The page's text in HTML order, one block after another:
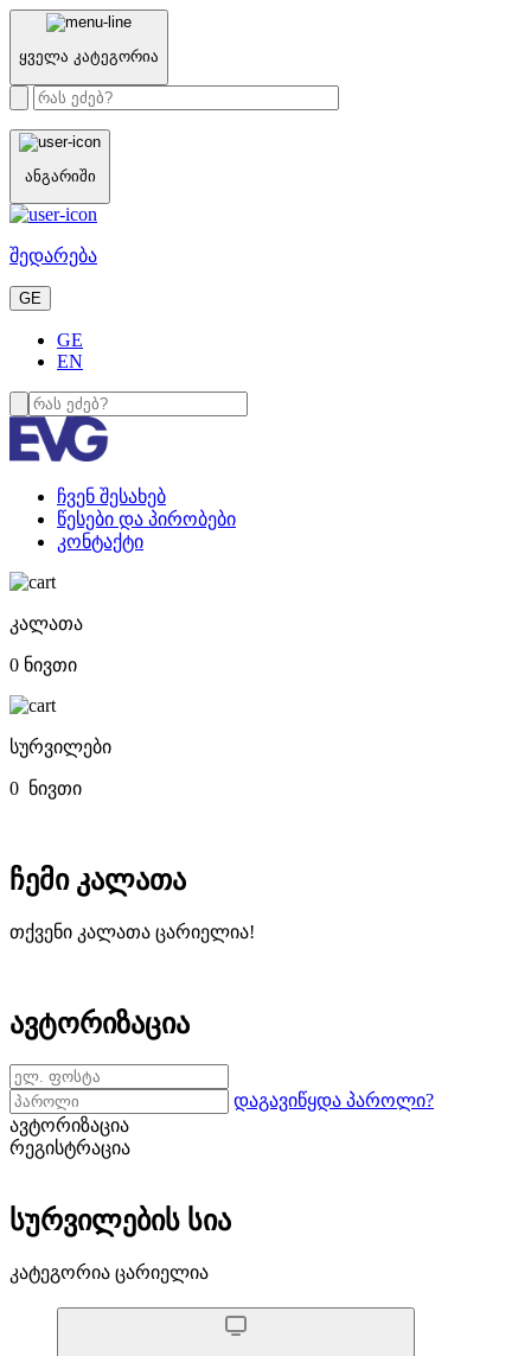
ყველა კატეგორია
ანგარიში
შედარება
GE
GE
EN
ჩვენ შესახებ
წესები და პირობები
კონტაქტი
კალათა
0 ნივთი
სურვილები
0 ნივთი
ჩემი კალათა
თქვენი კალათა ცარიელია!
ავტორიზაცია
დაგავიწყდა პაროლი?
ავტორიზაცია
რეგისტრაცია
სურვილების სია
კატეგორია ცარიელია